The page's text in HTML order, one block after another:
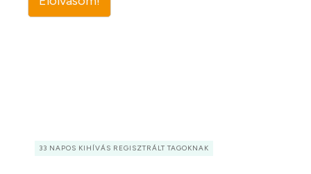
33 NAPOS KIHÍVÁS REGISZTRÁLT TAGOKNAK